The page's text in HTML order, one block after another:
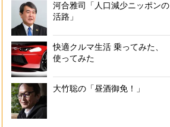
河合雅司「人口減少ニッポンの
活路」
快適クルマ生活 乗ってみた、
使ってみた
大竹聡の「昼酒御免！」